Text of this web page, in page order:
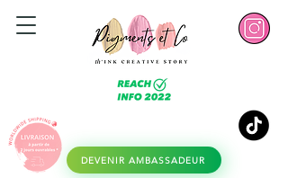
DEVENIR AMBASSADEUR